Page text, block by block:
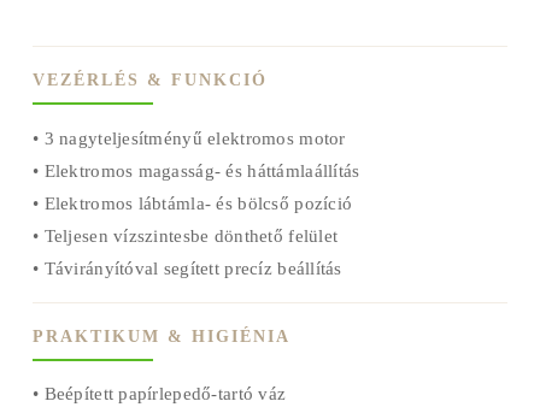
VEZÉRLÉS & FUNKCIÓ
• 3 nagyteljesítményű elektromos motor
• Elektromos magasság- és háttámlaállítás
• Elektromos lábtámla- és bölcső pozíció
• Teljesen vízszintesbe dönthető felület
• Távirányítóval segített precíz beállítás
PRAKTIKUM & HIGIÉNIA
• Beépített papírlepedő-tartó váz